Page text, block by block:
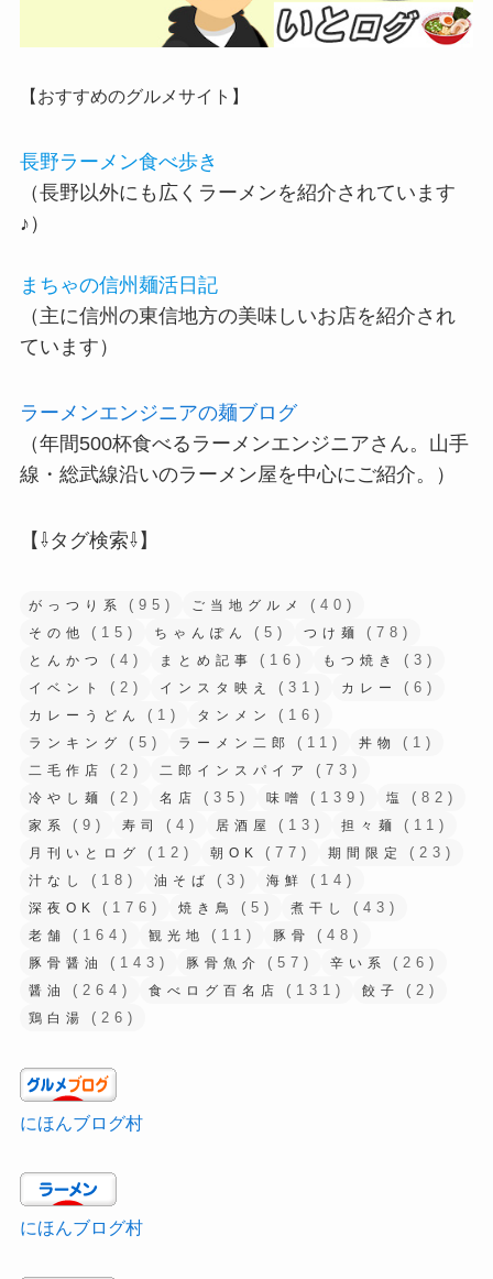
【おすすめのグルメサイト】
長野ラーメン食べ歩き
（長野以外にも広くラーメンを紹介されています
♪）
まちゃの信州麺活日記
（主に信州の東信地方の美味しいお店を紹介され
ています）
ラーメンエンジニアの麺ブログ
（年間500杯食べるラーメンエンジニアさん。山手
線・総武線沿いのラーメン屋を中心にご紹介。）
【⇩タグ検索⇩】
がっつり系 (95) ご当地グルメ (40)
その他 (15) ちゃんぽん (5) つけ麺 (78)
とんかつ (4) まとめ記事 (16) もつ焼き (3)
イベント (2) インスタ映え (31) カレー (6)
カレーうどん (1) タンメン (16)
ランキング (5) ラーメン二郎 (11) 丼物 (1)
二毛作店 (2) 二郎インスパイア (73)
冷やし麺 (2) 名店 (35) 味噌 (139) 塩 (82)
家系 (9) 寿司 (4) 居酒屋 (13) 担々麺 (11)
月刊いとログ (12) 朝OK (77) 期間限定 (23)
汁なし (18) 油そば (3) 海鮮 (14)
深夜OK (176) 焼き鳥 (5) 煮干し (43)
老舗 (164) 観光地 (11) 豚骨 (48)
豚骨醤油 (143) 豚骨魚介 (57) 辛い系 (26)
醤油 (264) 食べログ百名店 (131) 餃子 (2)
鶏白湯 (26)
にほんブログ村
にほんブログ村